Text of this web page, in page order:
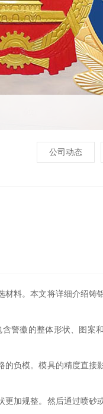
公司动态
料。本文将详细介绍铸
警徽的整体形状、图案
负模。模具的精度直接
加规整。然后通过喷砂